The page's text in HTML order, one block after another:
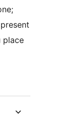
place